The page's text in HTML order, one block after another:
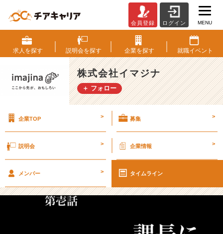
3
卒
内
定
者
記
に
男
会
会員登録 ログイン MENU
求人を探す 説明会を探す 企業を探す 就職イベント
株式会社イマジナ
＋ フォロー
企業TOP > 募集 >
説明会 > 企業情報 >
メンバー > タイムライン